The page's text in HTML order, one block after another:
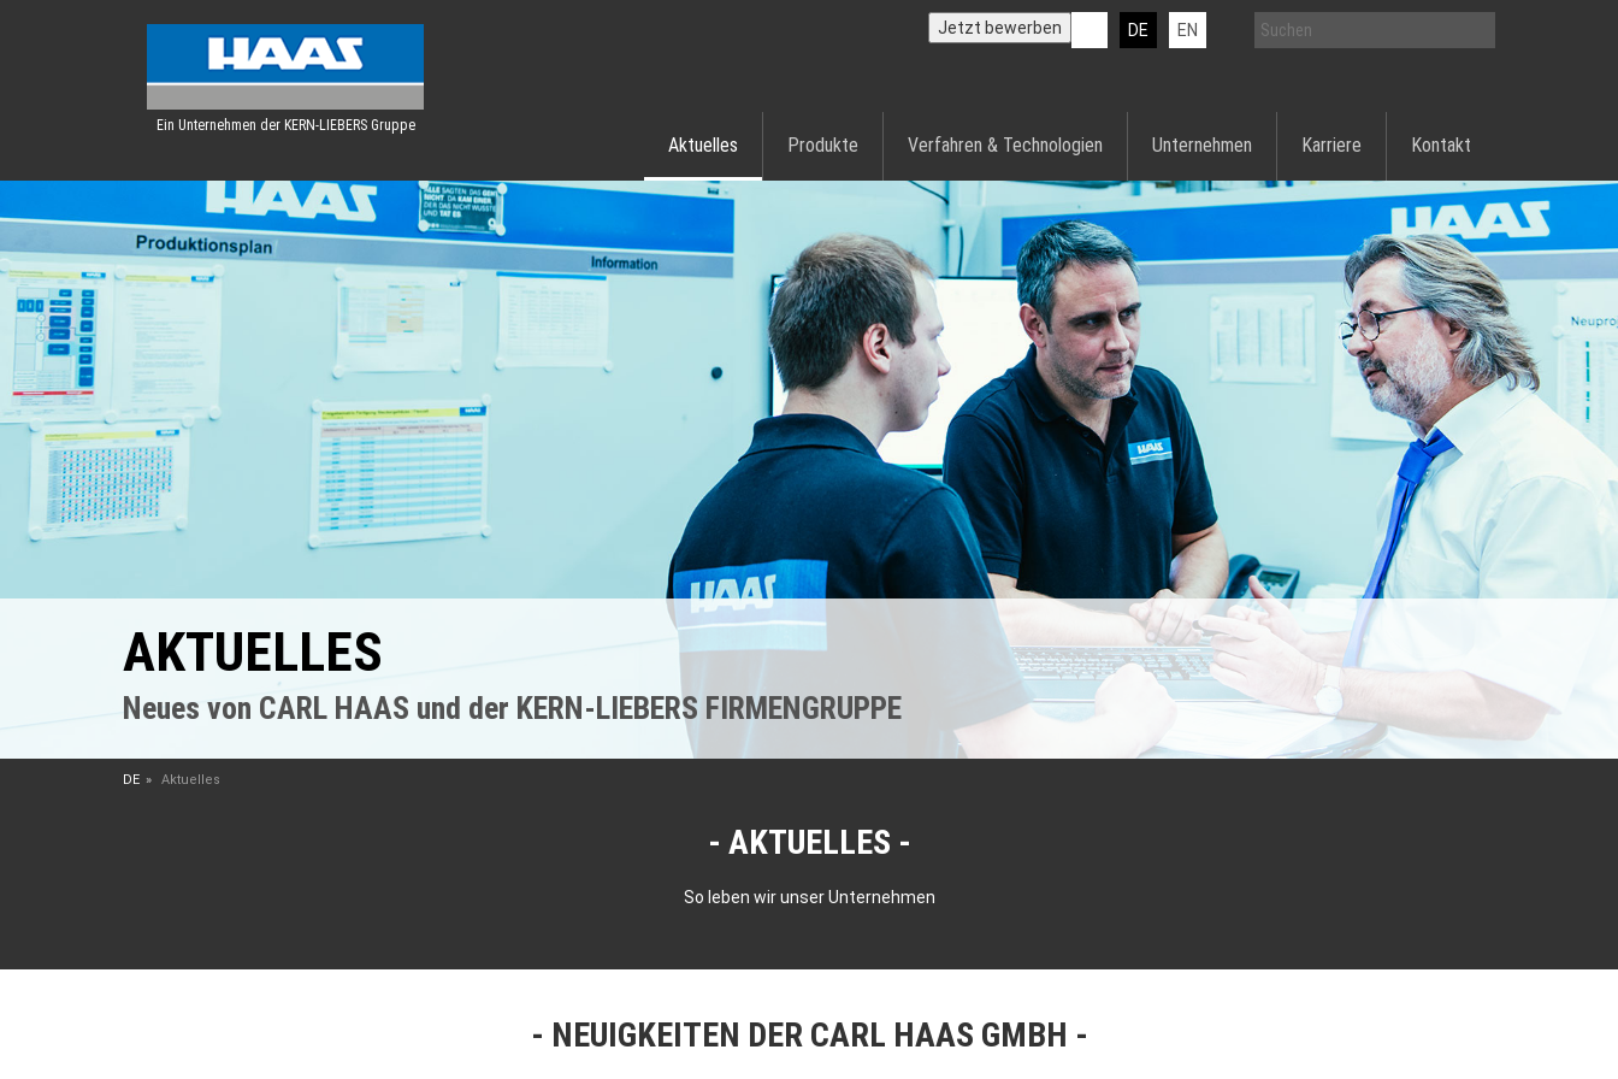
Ein Unternehmen der KERN-LIEBERS Gruppe
DE EN
Jetzt bewerben
Aktuelles Produkte Verfahren & Technologien Unternehmen Karriere Kontakt
AKTUELLES
Neues von CARL HAAS und der KERN-LIEBERS FIRMENGRUPPE
DE Aktuelles
AKTUELLES
So leben wir unser Unternehmen
NEUIGKEITEN DER CARL HAAS GMBH